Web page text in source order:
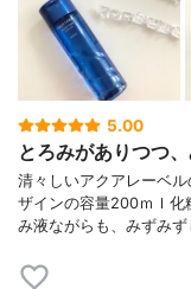
5.00
とろみがありつつ
清々しいアクアレーベ
ザインの容量200ｍｌ化
み液ながらも、みずみ